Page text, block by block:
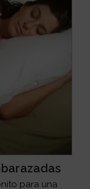
para una